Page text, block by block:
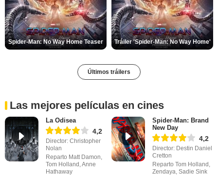
Spider-Man: No Way Home Teaser Tráiler 'Spider-Man: No Way Home'
Últimos tráilers
Las mejores películas en cines
La Odisea
4,2
Director: Christopher
Nolan
Reparto Matt Damon,
Tom Holland, Anne
Hathaway
Spider-Man: Brand
New Day
4,2
Director: Destin Daniel
Cretton
Reparto Tom Holland,
Zendaya, Sadie Sink